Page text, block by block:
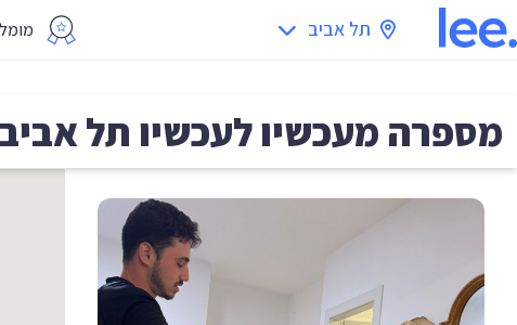
תל אביב
מספרה מעכשיו לעכשיו תל אביב